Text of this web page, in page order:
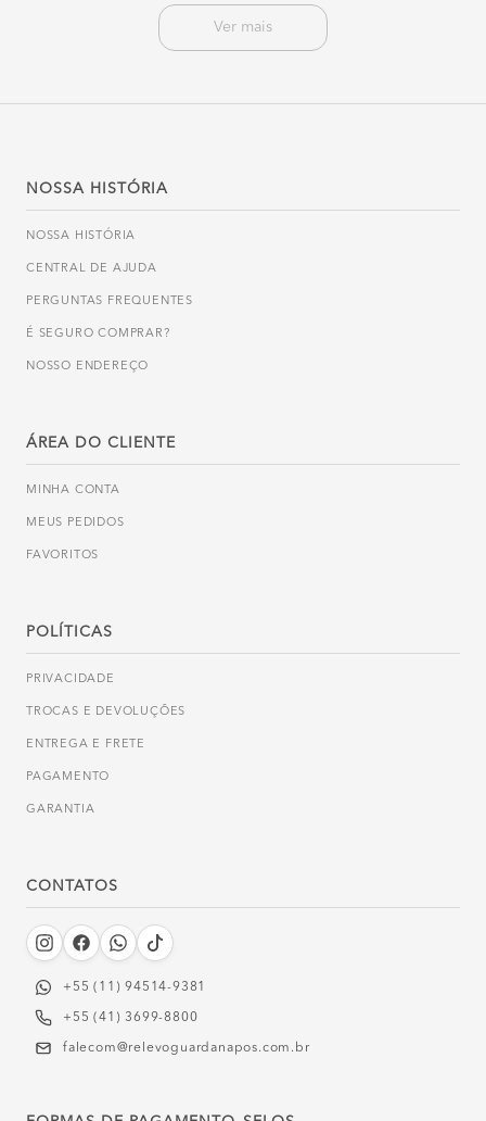
Ver mais
NOSSA HISTÓRIA
NOSSA HISTÓRIA
CENTRAL DE AJUDA
PERGUNTAS FREQUENTES
É SEGURO COMPRAR?
NOSSO ENDEREÇO
ÁREA DO CLIENTE
MINHA CONTA
MEUS PEDIDOS
FAVORITOS
POLÍTICAS
PRIVACIDADE
TROCAS E DEVOLUÇÕES
ENTREGA E FRETE
PAGAMENTO
GARANTIA
CONTATOS
+55 (11) 94514-9381‬
+55 (41) 3699-8800
falecom@relevoguardanapos.com.br